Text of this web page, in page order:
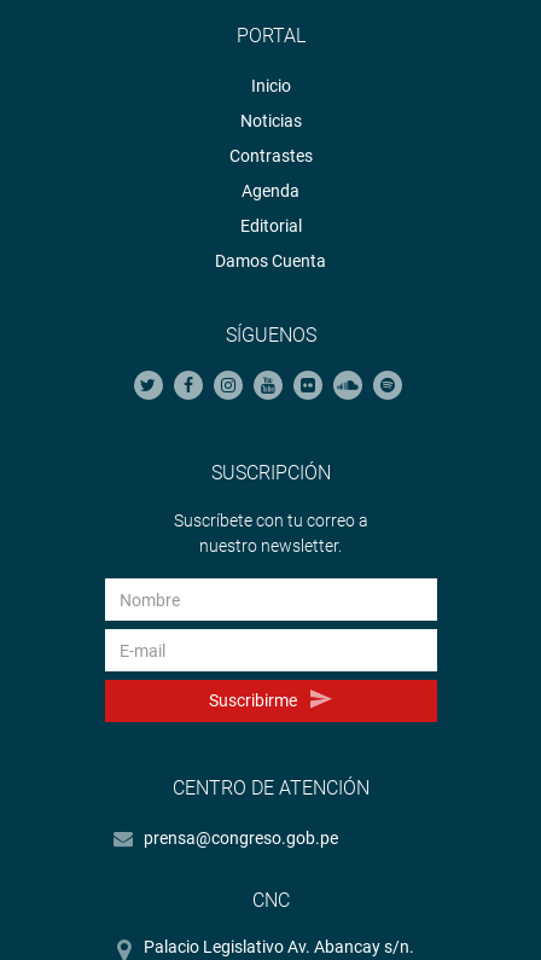
PORTAL
Inicio
Noticias
Contrastes
Agenda
Editorial
Damos Cuenta
SÍGUENOS
SUSCRIPCIÓN
Suscríbete con tu correo a
nuestro newsletter.
Suscribirme
CENTRO DE ATENCIÓN
prensa@congreso.gob.pe
CNC
Palacio Legislativo Av. Abancay s/n.